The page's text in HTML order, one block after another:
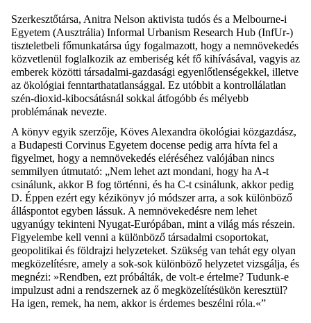
Szerkesztőtársa, Anitra Nelson aktivista tudós és a Melbourne-i
Egyetem (Ausztrália) Informal Urbanism Research Hub (InfUr-)
tiszteletbeli főmunkatársa úgy fogalmazott, hogy a nemnövekedés
közvetlenül foglalkozik az emberiség két fő kihívásával, vagyis az
emberek közötti társadalmi-gazdasági egyenlőtlenségekkel, illetve
az ökológiai fenntarthatatlansággal. Ez utóbbit a kontrollálatlan
szén-dioxid-kibocsátásnál sokkal átfogóbb és mélyebb
problémának nevezte.
A könyv egyik szerzője, Köves Alexandra ökológiai közgazdász,
a Budapesti Corvinus Egyetem docense pedig arra hívta fel a
figyelmet, hogy a nemnövekedés eléréséhez valójában nincs
semmilyen útmutató: „Nem lehet azt mondani, hogy ha A-t
csinálunk, akkor B fog történni, és ha C-t csinálunk, akkor pedig
D. Éppen ezért egy kézikönyv jó módszer arra, a sok különböző
álláspontot egyben lássuk. A nemnövekedésre nem lehet
ugyanúgy tekinteni Nyugat-Európában, mint a világ más részein.
Figyelembe kell venni a különböző társadalmi csoportokat,
geopolitikai és földrajzi helyzeteket. Szükség van tehát egy olyan
megközelítésre, amely a sok-sok különböző helyzetet vizsgálja, és
megnézi: »Rendben, ezt próbálták, de volt-e értelme? Tudunk-e
impulzust adni a rendszernek az ő megközelítésükön keresztül?
Ha igen, remek, ha nem, akkor is érdemes beszélni róla.«”